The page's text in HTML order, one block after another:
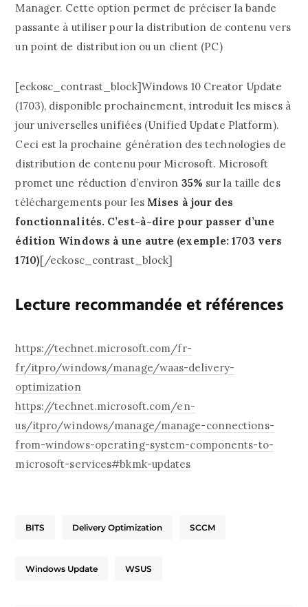
Manager. Cette option permet de préciser la bande
passante à utiliser pour la distribution de contenu vers
un point de distribution ou un client (PC)
[eckosc_contrast_block]Windows 10 Creator Update
(1703), disponible prochainement, introduit les mises à
jour universelles unifiées (Unified Update Platform).
Ceci est la prochaine génération des technologies de
distribution de contenu pour Microsoft. Microsoft
promet une réduction d’environ 35% sur la taille des
téléchargements pour les Mises à jour des
fonctionnalités. C’est-à-dire pour passer d’une
édition Windows à une autre (exemple: 1703 vers
1710)[/eckosc_contrast_block]
Lecture recommandée et références
https://technet.microsoft.com/fr-
fr/itpro/windows/manage/waas-delivery-
optimization
https://technet.microsoft.com/en-
us/itpro/windows/manage/manage-connections-
from-windows-operating-system-components-to-
microsoft-services#bkmk-updates
BITS Delivery Optimization SCCM
Windows Update WSUS